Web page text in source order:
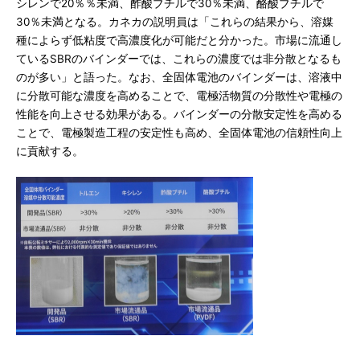
シレンで20％％未満、酢酸ブチルで30％未満、酪酸ブチルで
30％未満となる。カネカの説明員は「これらの結果から、溶媒
種によらず低粘度で高濃度化が可能だと分かった。市場に流通し
ているSBRのバインダーでは、これらの濃度では非分散となるも
のが多い」と語った。なお、全固体電池のバインダーは、溶液中
に分散可能な濃度を高めることで、電極活物質の分散性や電極の
性能を向上させる効果がある。バインダーの分散安定性を高める
ことで、電極製造工程の安定性も高め、全固体電池の信頼性向上
に貢献する。